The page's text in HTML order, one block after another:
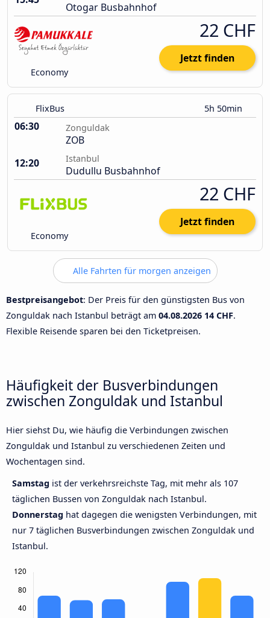
Otogar Busbahnhof
Economy
22 CHF
Jetzt finden
FlixBus 5h 50min
06:30 Zonguldak
ZOB
12:20
Istanbul
Dudullu Busbahnhof
Economy
22 CHF
Jetzt finden
Alle Fahrten für morgen anzeigen
Bestpreisangebot: Der Preis für den günstigsten Bus von
Zonguldak nach Istanbul beträgt am 04.08.2026 14 CHF.
Flexible Reisende sparen bei den Ticketpreisen.
Häufigkeit der Busverbindungen
zwischen Zonguldak und Istanbul
Hier siehst Du, wie häufig die Verbindungen zwischen
Zonguldak und Istanbul zu verschiedenen Zeiten und
Wochentagen sind.
Samstag ist der verkehrsreichste Tag, mit mehr als 107
täglichen Bussen von Zonguldak nach Istanbul.
Donnerstag hat dagegen die wenigsten Verbindungen, mit
nur 7 täglichen Busverbindungen zwischen Zonguldak und
Istanbul.